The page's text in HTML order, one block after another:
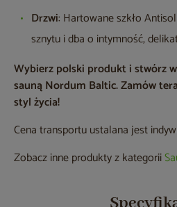
Drzwi: Hartowane szkło
sznytu i dba o intymność,
Wybierz polski produkt i stwórz
sauną Nordum Baltic. Zamów
styl życia!
Cena transportu ustalana jest
Zobacz inne produkty z kategorii